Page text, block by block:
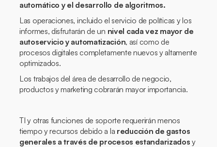
automático y el desarrollo de algoritmos.
Las operaciones, incluido el servicio de políticas y los
informes, disfrutarán de un nivel cada vez mayor de
autoservicio y automatización, así como de
procesos digitales completamente nuevos y altamente
optimizados.
Los trabajos del área de desarrollo de negocio,
productos y marketing cobrarán mayor importancia.
TI y otras funciones de soporte requerirán menos
tiempo y recursos debido a la reducción de gastos
generales a través de procesos estandarizados y